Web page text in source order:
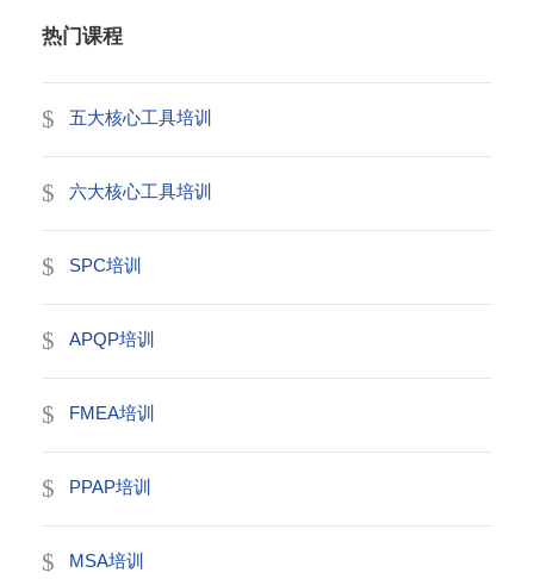
热门课程
五大核心工具培训
六大核心工具培训
SPC培训
APQP培训
FMEA培训
PPAP培训
MSA培训